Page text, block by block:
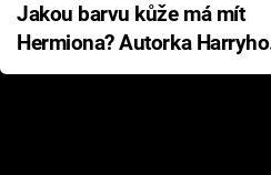
Jakou barvu kůže má mít
Hermiona? Autorka Harryho
Pottera přišla s ráznou